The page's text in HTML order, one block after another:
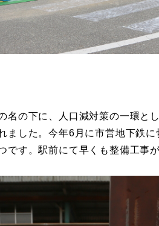
名の下に、人口減対策の一環と
ました。今年6月に市営地下鉄
です。駅前にて早くも整備工事